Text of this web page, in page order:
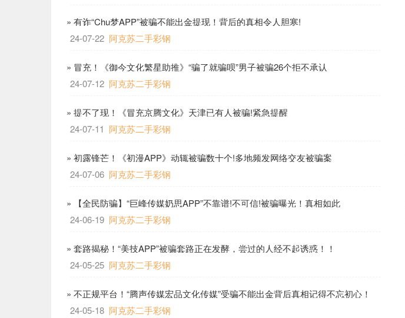
» 有诈“Chu梦APP”被骗不能出金提现！背后的真相令人胆寒!
24-07-22 阿克苏二手彩钢
» 冒充！《御今文化繁星助推》“骗了就骗呗”男子被骗26个拒不承认
24-07-12 阿克苏二手彩钢
» 提不了现！《冒充京腾文化》天津已有人被骗!紧急提醒
24-07-11 阿克苏二手彩钢
» 初露锋芒！《初漫APP》动辄被骗数十个!多地频发网络交友被骗案
24-07-06 阿克苏二手彩钢
» 【全民防骗】“巨峰传媒奶思APP”不靠谱!不可信!被骗曝光！真相如此
24-06-19 阿克苏二手彩钢
» 套路揭秘！“美技APP”被骗套路正在发酵，尝过的人经不起诱惑！！
24-05-25 阿克苏二手彩钢
» 不正规平台！“腾声传媒宏品文化传媒”受骗不能出金背后真相记得不忘初心！
24-05-18 阿克苏二手彩钢